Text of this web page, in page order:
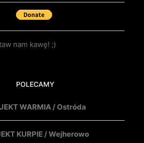
POLECAMY
WARMIA / Ostróda
KURPIE / Wejherowo